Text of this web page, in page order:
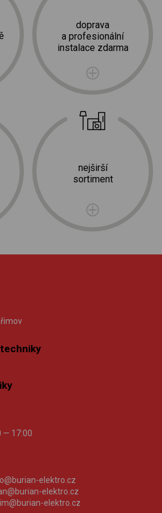
doprava
a profesionální
instalace zdarma
nejširší
sortiment
— 17:00
elektro.cz
elektro.cz
elektro.cz